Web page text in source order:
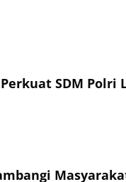
SDM Polri